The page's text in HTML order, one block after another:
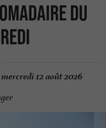
du
mercredi 12 août 2026